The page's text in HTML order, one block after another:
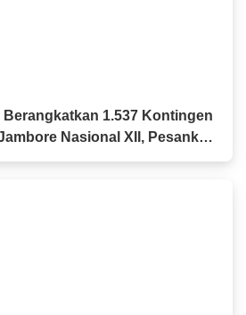
1.537 Kontingen
Nasional XII, Pesankan